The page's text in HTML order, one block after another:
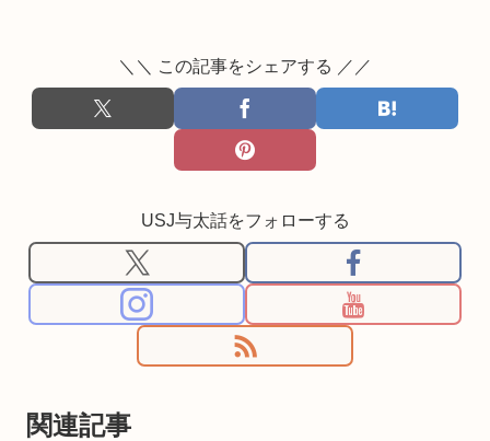
＼＼ この記事をシェアする ／／
USJ与太話をフォローする
関連記事